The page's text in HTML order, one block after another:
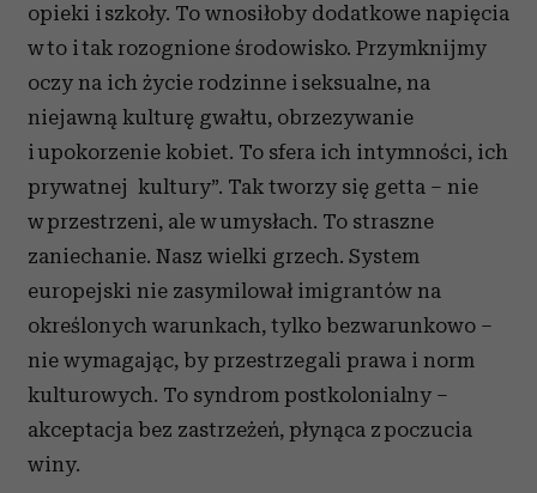
opieki i szkoły. To wnosiłoby dodatkowe napięcia
w to i tak rozognione środowisko. Przymknijmy
oczy na ich życie rodzinne i seksualne, na
niejawną kulturę gwałtu, obrzezywanie
i upokorzenie kobiet. To sfera ich intymności, ich
prywatnej kultury”. Tak tworzy się getta – nie
w przestrzeni, ale w umysłach. To straszne
zaniechanie. Nasz wielki grzech. System
europejski nie zasymilował imigrantów na
określonych warunkach, tylko bezwarunkowo –
nie wymagając, by przestrzegali prawa i norm
kulturowych. To syndrom postkolonialny –
akceptacja bez zastrzeżeń, płynąca z poczucia
winy.